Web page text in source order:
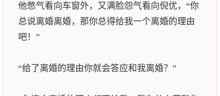
他憋气看向车窗外，又满脸怨气看向倪优，“你
总说离婚离婚，那你总得给我一个离婚的理由
吧！”
“给了离婚的理由你就会答应和我离婚？”